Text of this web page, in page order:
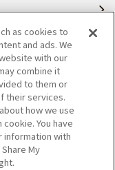
rights reserved.
as cookies to
and ads. We
with our
combine it
to them or
their services.
how we use
You have
information with
My